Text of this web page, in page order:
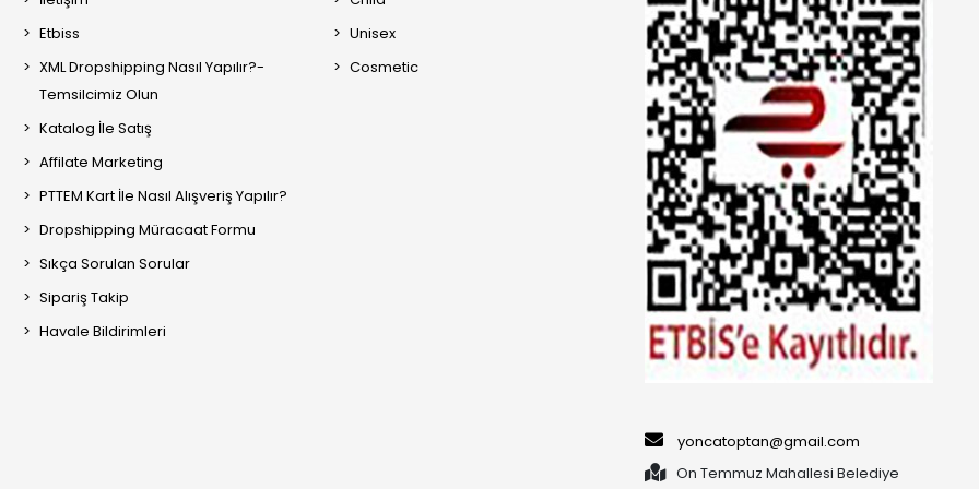
Etbiss
XML Dropshipping Nasıl Yapılır?-
Temsilcimiz Olun
Katalog İle Satış
Affilate Marketing
PTTEM Kart İle Nasıl Alışveriş Yapılır?
Dropshipping Müracaat Formu
Sıkça Sorulan Sorular
Sipariş Takip
Havale Bildirimleri
Unisex
Cosmetic
yoncatoptan@gmail.com
On Temmuz Mahallesi Belediye